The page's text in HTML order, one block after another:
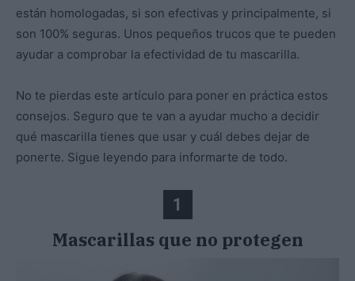
están homologadas, si son efectivas y principalmente, si
son 100% seguras. Unos pequeños trucos que te pueden
ayudar a comprobar la efectividad de tu mascarilla.
No te pierdas este artículo para poner en práctica estos
consejos. Seguro que te van a ayudar mucho a decidir
qué mascarilla tienes que usar y cuál debes dejar de
ponerte. Sigue leyendo para informarte de todo.
1
Mascarillas que no protegen